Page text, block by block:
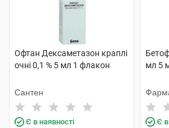
Офтан Дексаметазон краплі
очні 0,1 % 5 мл 1 флакон
Сантен
Є в наявності
мл 5
Є в